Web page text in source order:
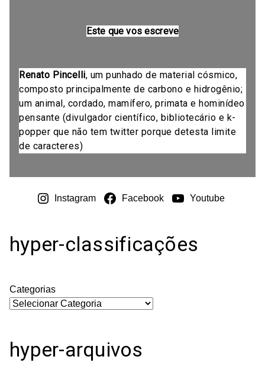
Este que vos escreve
Renato Pincelli, um punhado de material cósmico,
composto principalmente de carbono e hidrogênio;
um animal, cordado, mamífero, primata e hominídeo
pensante (divulgador científico, bibliotecário e k-
popper que não tem twitter porque detesta limite
de caracteres)
Instagram Facebook Youtube
hyper-classificações
Categorias
hyper-arquivos